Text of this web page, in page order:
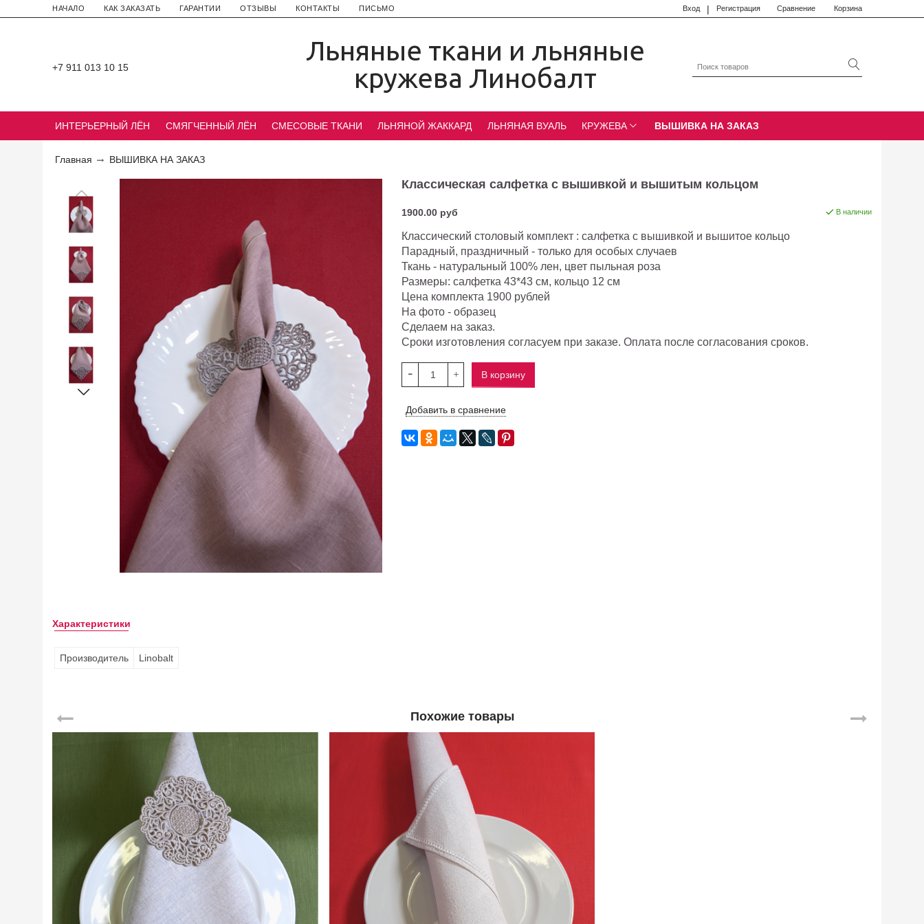
НАЧАЛО КАК ЗАКАЗАТЬ ГАРАНТИИ ОТЗЫВЫ КОНТАКТЫ ПИСЬМО Вход | Регистрация Сравнение Корзина
+7 911 013 10 15
Льняные ткани и льняные
кружева Линобалт
ИНТЕРЬЕРНЫЙ ЛЁН СМЯГЧЕННЫЙ ЛЁН СМЕСОВЫЕ ТКАНИ ЛЬНЯНОЙ ЖАККАРД ЛЬНЯНАЯ ВУАЛЬ КРУЖЕВА ВЫШИВКА НА ЗАКАЗ
Главная ВЫШИВКА НА ЗАКАЗ
Классическая салфетка с вышивкой и вышитым кольцом
1900.00 руб В наличии
Классический столовый комплект : салфетка с вышивкой и вышитое кольцо
Парадный, праздничный - только для особых случаев
Ткань - натуральный 100% лен, цвет пыльная роза
Размеры: салфетка 43*43 см, кольцо 12 см
Цена комплекта 1900 рублей
На фото - образец
Сделаем на заказ.
Сроки изготовления согласуем при заказе. Оплата после согласования сроков.
В корзину
Добавить в сравнение
Характеристики
Производитель Linobalt
Похожие товары